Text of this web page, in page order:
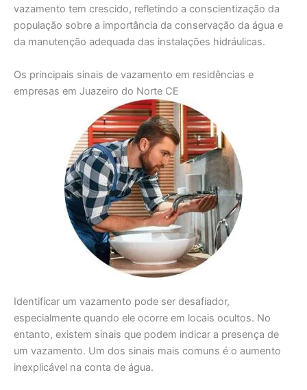
vazamento tem crescido, refletindo a conscientização da
população sobre a importância da conservação da água e
da manutenção adequada das instalações hidráulicas.
Os principais sinais de vazamento em residências e
empresas em Juazeiro do Norte CE
Identificar um vazamento pode ser desafiador,
especialmente quando ele ocorre em locais ocultos. No
entanto, existem sinais que podem indicar a presença de
um vazamento. Um dos sinais mais comuns é o aumento
inexplicável na conta de água.